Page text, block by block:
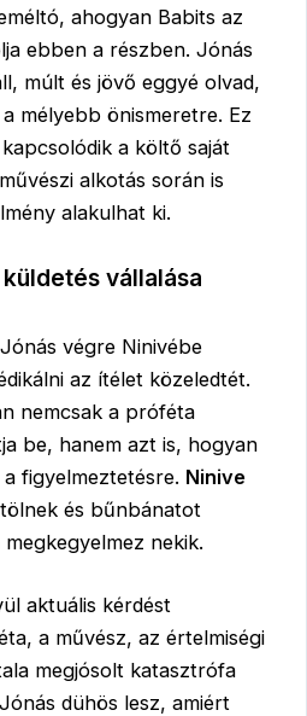
ahogyan Babits az
ebben a részben. Jónás
múlt és jövő eggyé olvad,
mélyebb önismeretre. Ez
a költő saját
alkotás során is
alakulhat ki.
vállalása
végre Ninivébe
az ítélet közeledtét.
nemcsak a próféta
be, hanem azt is, hogyan
figyelmeztetésre. Ninive
és bűnbánatot
nekik.
aktuális kérdést
a művész, az értelmiségi
megjósolt katasztrófa
dühös lesz, amiért